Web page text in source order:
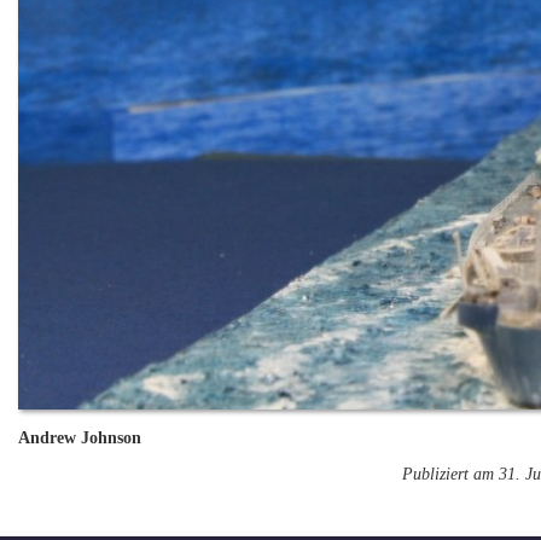
Andrew Johnson
Publiziert am 31.